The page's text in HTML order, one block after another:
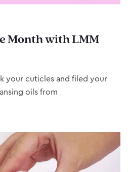
Month with LMM
your cuticles and filed your
oils from